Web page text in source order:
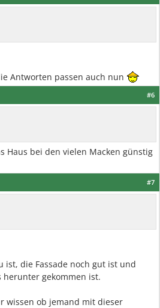
Antworten passen auch nun
#6
Haus bei den vielen Macken günstig
#7
ist, die Fassade noch gut ist und
herunter gekommen ist.
wissen ob jemand mit dieser